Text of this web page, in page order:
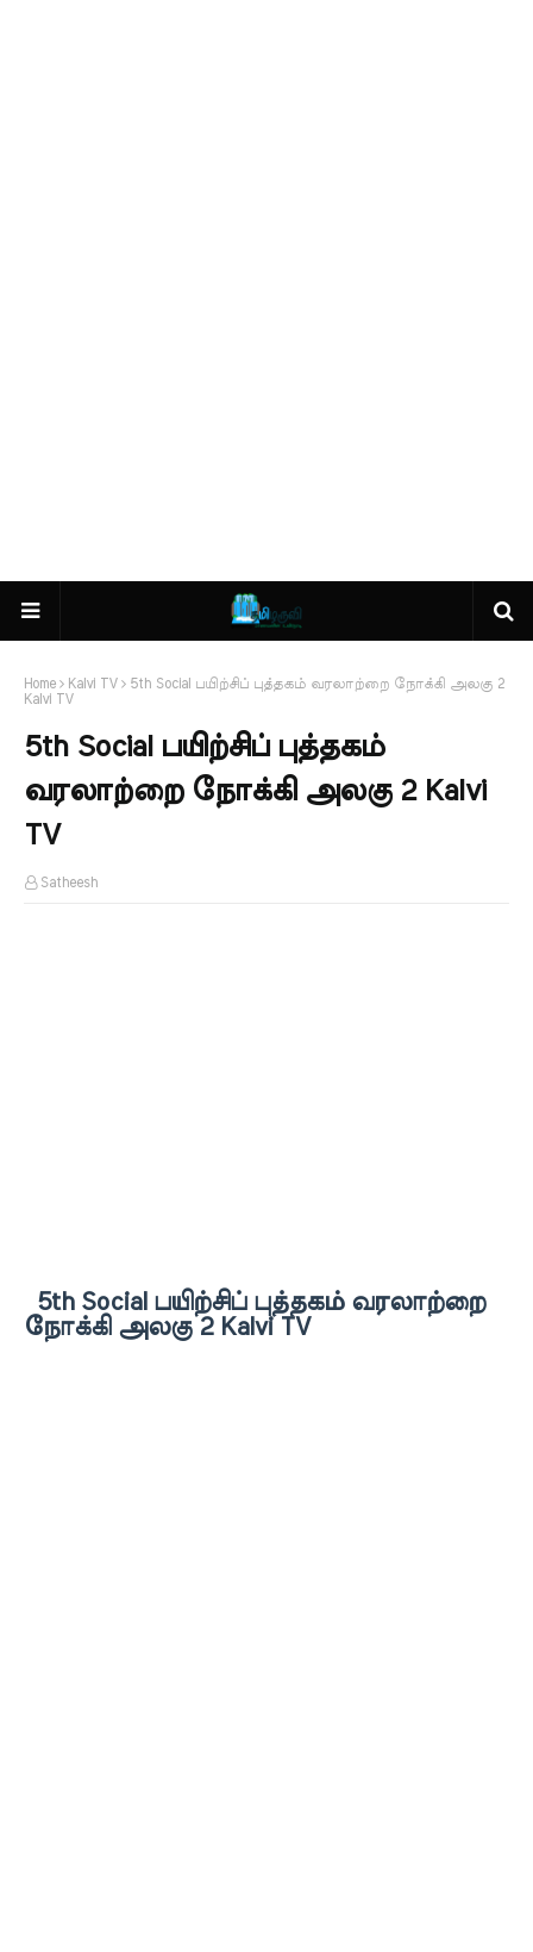
Home Kalvi TV
5th Social பயிற்சிப் புத்தகம் வரலாற்றை நோக்கி அலகு 2
Kalvi TV
5th Social பயிற்சிப் புத்தகம்
வரலாற்றை நோக்கி அலகு 2 Kalvi
TV
Satheesh
5th Social பயிற்சிப் புத்தகம் வரலாற்றை
நோக்கி அலகு 2 Kalvi TV